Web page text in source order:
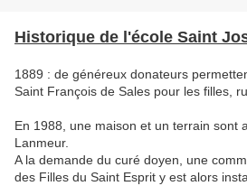
Historique de l'école Saint
1889 : de généreux donateurs
Saint François de Sales pour les filles,
En 1988, une maison et un terrain sont
Lanmeur.
A la demande du curé doyen, une
des Filles du Saint Esprit y est alors